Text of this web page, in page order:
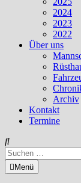
2024
2023
2022
Über uns
Archiv
Kontakt
Termine
Suchen
nach:Menü